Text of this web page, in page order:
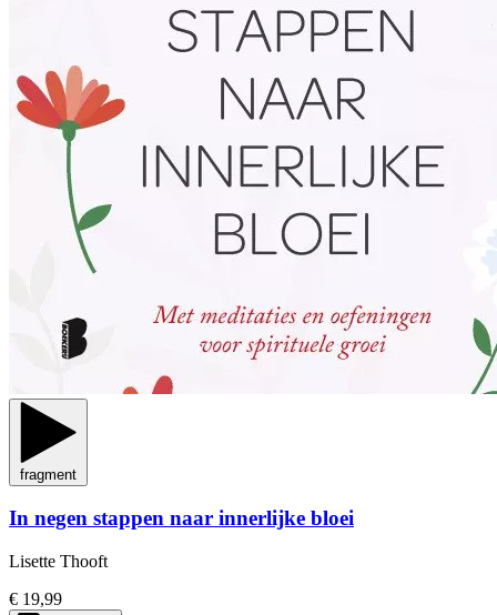
fragment
In negen stappen naar innerlijke bloei
Lisette Thooft
€ 19,99